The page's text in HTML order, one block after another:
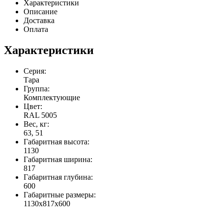
Характеристики
Описание
Доставка
Оплата
Характеристики
Серия:
Тара
Группа:
Комплектующие
Цвет:
RAL 5005
Вес, кг:
63, 51
Габаритная высота:
1130
Габаритная ширина:
817
Габаритная глубина:
600
Габаритные размеры:
1130x817x600